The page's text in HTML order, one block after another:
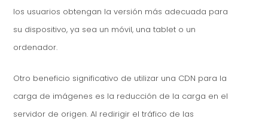
los usuarios obtengan la versión más adecuada para
su dispositivo, ya sea un móvil, una tablet o un
ordenador.
Otro beneficio significativo de utilizar una CDN para la
carga de imágenes es la reducción de la carga en el
servidor de origen. Al redirigir el tráfico de las